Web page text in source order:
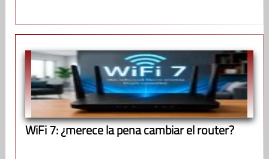
WiFi 7: ¿merece la pena cambiar el router?